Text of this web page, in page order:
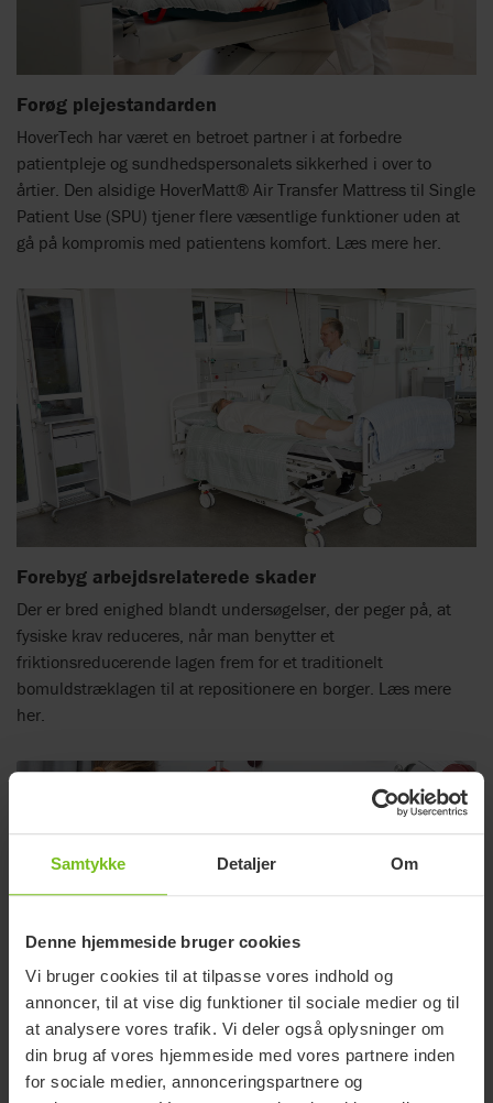
Samtykke Detaljer Om
Denne hjemmeside bruger cookies
Vi bruger cookies til at tilpasse vores indhold og
annoncer, til at vise dig funktioner til sociale medier og til
at analysere vores trafik. Vi deler også oplysninger om
din brug af vores hjemmeside med vores partnere inden
for sociale medier, annonceringspartnere og
Forøg plejestandarden
HoverTech har været en betroet partner i at forbedre
patientpleje og sundhedspersonalets sikkerhed i over to
årtier. Den alsidige HoverMatt® Air Transfer Mattress til Single
Patient Use (SPU) tjener flere væsentlige funktioner uden at
gå på kompromis med patientens komfort. Læs mere her.
Forebyg arbejdsrelaterede skader
Der er bred enighed blandt undersøgelser, der peger på, at
fysiske krav reduceres, når man benytter et
friktionsreducerende lagen frem for et traditionelt
bomuldstræklagen til at repositionere en borger. Læs mere
her.
Oplev vores store sortiment i sejl
Molift tilbyder et bredt udvalg af sejl. Alle udviklet til at